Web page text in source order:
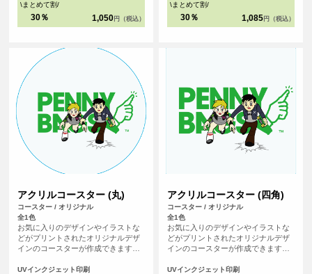
\まとめて割/
30％ 1,050 円（税込）
\まとめて割/
30％ 1,085 円（税込）
アクリルコースター (丸)
コースター / オリジナル
全1色
お気に入りのデザインやイラストな
どがプリントされたオリジナルデザ
インのコースターが作成できます。
きるため、経済的です。形状は四角
UVインクジェット印刷
アクリルコースター (四角)
コースター / オリジナル
全1色
お気に入りのデザインやイラストな
どがプリントされたオリジナルデザ
インのコースターが作成できます。
きるため、経済的です。形状は四角
UVインクジェット印刷